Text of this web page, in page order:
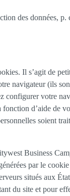
des données,
Il s’agit de
navigateur (ils
votre
d’aide
soient
Business
par le
situés aux
du site et pour